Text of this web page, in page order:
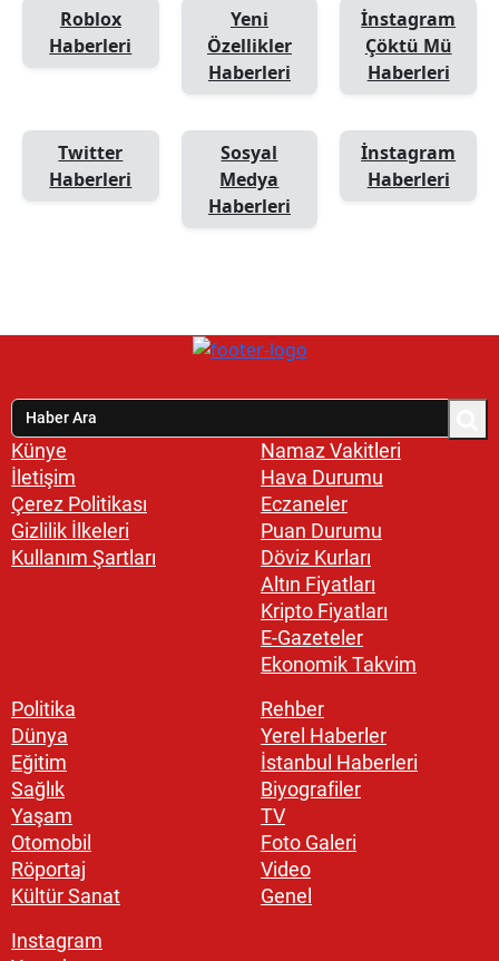
Roblox
Haberleri
Yeni
Özellikler
Haberleri
İnstagram
Çöktü Mü
Haberleri
Twitter
Haberleri
Sosyal
Medya
Haberleri
İnstagram
Haberleri
Künye
İletişim
Çerez Politikası
Gizlilik İlkeleri
Kullanım Şartları
Namaz Vakitleri
Hava Durumu
Eczaneler
Puan Durumu
Döviz Kurları
Altın Fiyatları
Kripto Fiyatları
E-Gazeteler
Ekonomik Takvim
Politika
Dünya
Eğitim
Sağlık
Yaşam
Otomobil
Röportaj
Kültür Sanat
Rehber
Yerel Haberler
İstanbul Haberleri
Biyografiler
TV
Foto Galeri
Video
Genel
Instagram